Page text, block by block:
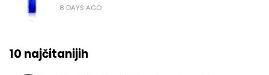
8 DAYS AGO
10 najčitanijih